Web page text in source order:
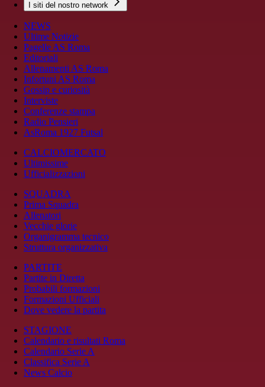
I siti del nostro network
NEWS
Ultime Notizie
Pagelle AS Roma
Editoriali
Allenamenti AS Roma
Infortuni AS Roma
Gossip e curiosità
Interviste
Conferenze stampa
Radio Pensieri
AsRoma 1927 Futsal
CALCIOMERCATO
Ultimissime
Ufficializzazioni
SQUADRA
Prima Squadra
Allenatori
Vecchie glorie
Organigramma tecnico
Struttura organizzativa
PARTITE
Partite in Diretta
Probabili formazioni
Formazioni Ufficiali
Dove vedere la partita
STAGIONE
Calendario e risultati Roma
Calendario Serie A
Classifica Serie A
News Calcio